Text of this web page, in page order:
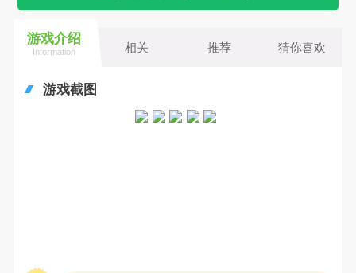
游戏介绍
Information 相关 推荐 猜你喜欢
游戏截图